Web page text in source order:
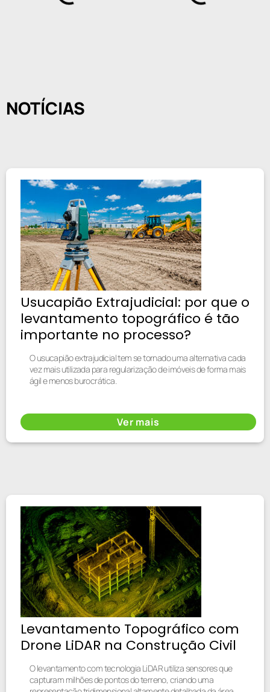
NOTÍCIAS
Usucapião Extrajudicial: por que o
levantamento topográfico é tão
importante no processo?
O usucapião extrajudicial tem se tornado uma alternativa cada
vez mais utilizada para regularização de imóveis de forma mais
ágil e menos burocrática.
Ver mais
Levantamento Topográfico com
Drone LiDAR na Construção Civil
O levantamento com tecnologia LiDAR utiliza sensores que
capturam milhões de pontos do terreno, criando uma